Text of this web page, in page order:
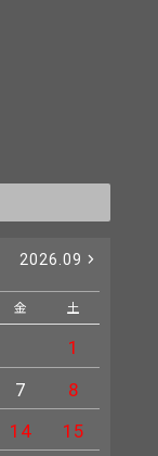
2026.09
金 土
1
7
8
14
15